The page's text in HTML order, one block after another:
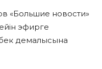
«Большие новости»
эфирге
демалысына